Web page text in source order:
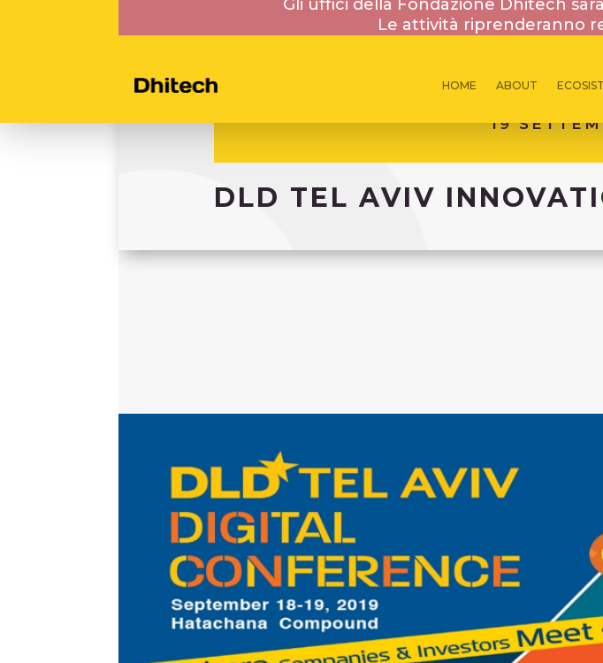
Gli uffici della Fondazione Dhitech
Le attività riprenderanno
HOME ABOUT
19
DLD TEL AVIV